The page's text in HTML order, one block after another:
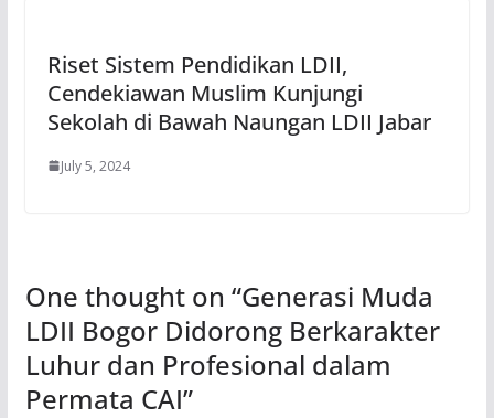
Riset Sistem Pendidikan LDII,
Cendekiawan Muslim Kunjungi
Sekolah di Bawah Naungan LDII Jabar
July 5, 2024
One thought on “Generasi Muda
LDII Bogor Didorong Berkarakter
Luhur dan Profesional dalam
Permata CAI”